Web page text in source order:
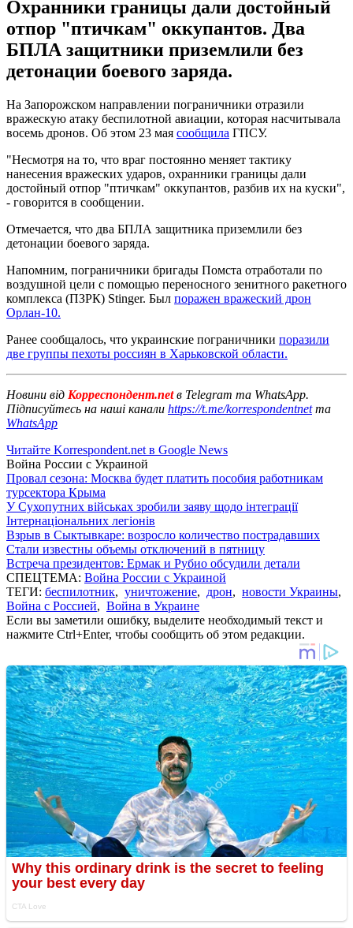
Охранники границы дали достойный
отпор "птичкам" оккупантов. Два
БПЛА защитники приземлили без
детонации боевого заряда.
На Запорожском направлении пограничники отразили
вражескую атаку беспилотной авиации, которая насчитывала
восемь дронов. Об этом 23 мая сообщила ГПСУ.
"Несмотря на то, что враг постоянно меняет тактику
нанесения вражеских ударов, охранники границы дали
достойный отпор "птичкам" оккупантов, разбив их на куски",
- говорится в сообщении.
Отмечается, что два БПЛА защитника приземлили без
детонации боевого заряда.
Напомним, пограничники бригады Помста отработали по
воздушной цели с помощью переносного зенитного ракетного
комплекса (ПЗРК) Stinger. Был поражен вражеский дрон
Орлан-10.
Ранее сообщалось, что украинские пограничники поразили
две группы пехоты россиян в Харьковской области.
Новини від Корреспондент.netв Telegram та WhatsApp.
Підписуйтесь на наші канали https://t.me/korrespondentnetта
WhatsApp
Читайте Korrespondent.net в Google News
Война России с Украиной
Провал сезона: Москва будет платить пособия работникам
турсектора Крыма
У Сухопутних військах зробили заяву щодо інтеграції
Інтернаціональних легіонів
Взрыв в Сыктывкаре: возросло количество пострадавших
Стали известны объемы отключений в пятницу
Встреча президентов: Ермак и Рубио обсудили детали
СПЕЦТЕМА: Война России с Украиной
ТЕГИ: беспилотник, уничтожение, дрон, новости Украины,
Война с Россией, Война в Украине
Если вы заметили ошибку, выделите необходимый текст и
нажмите Ctrl+Enter, чтобы сообщить об этом редакции.